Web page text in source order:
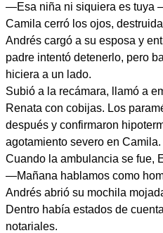
—Esa niña ni siquiera es tuya
Camila cerró los ojos,
Andrés cargó a su esposa y
padre intentó detenerlo, pero
hiciera a un lado.
Subió a la recámara, llamó a
Renata con cobijas. Los
después y confirmaron
agotamiento severo en Camila.
Cuando la ambulancia se fue,
—Mañana hablamos como
Andrés abrió su mochila
Dentro había estados de
notariales.